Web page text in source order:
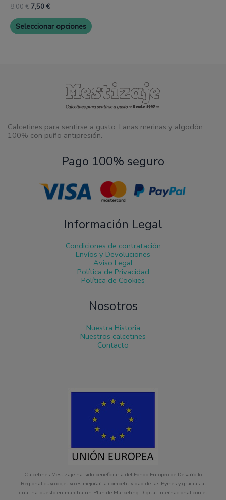
8,00€ 7,50€
Seleccionar opciones
Calcetines para sentirse a gusto. Lanas merinas y algodón
100% con puño antipresión.
Pago 100% seguro
Información Legal
Condiciones de contratación
Envíos y Devoluciones
Aviso Legal
Política de Privacidad
Política de Cookies
Nosotros
Nuestra Historia
Nuestros calcetines
Contacto
Calcetines Mestizaje ha sido beneficiaria del Fondo Europeo de Desarrollo
Regional cuyo objetivo es mejorar la competitividad de las Pymes y gracias al
cual ha puesto en marcha un Plan de Marketing Digital Internacional con el